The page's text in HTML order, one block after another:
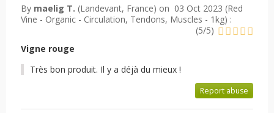
By maelig T. (Landevant, France) on 03 Oct 2023 (Red
Vine - Organic - Circulation, Tendons, Muscles - 1kg) :
(5/5)
Vigne rouge
Très bon produit. Il y a déjà du mieux !
Report abuse